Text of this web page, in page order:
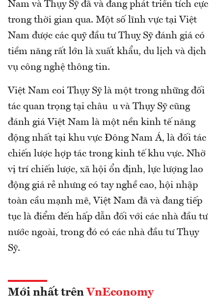
Nam và Thụy Sỹ đã và đang phát triển tích cực
trong thời gian qua. Một số lĩnh vực tại Việt
Nam được các quỹ đầu tư Thuỵ Sỹ đánh giá có
tiềm năng rất lớn là xuất khẩu, du lịch và dịch
vụ công nghệ thông tin.
Việt Nam coi Thụy Sỹ là một trong những đối
tác quan trọng tại châu u và Thụy Sỹ cũng
đánh giá Việt Nam là một nền kinh tế năng
động nhất tại khu vực Đông Nam Á, là đối tác
chiến lược hợp tác trong kinh tế khu vực. Nhờ
vị trí chiến lược, xã hội ổn định, lực lượng lao
động giá rẻ nhưng có tay nghề cao, hội nhập
toàn cầu mạnh mẽ, Việt Nam đã và đang tiếp
tục là điểm đến hấp dẫn đối với các nhà đầu tư
nước ngoài, trong đó có các nhà đầu tư Thụy
Sỹ.
Mới nhất trên VnEconomy